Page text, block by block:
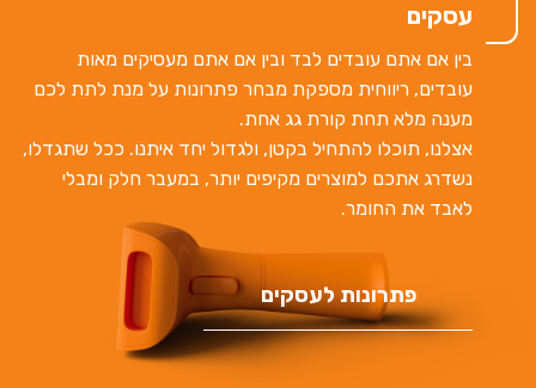
עסקים
בין אם אתם עובדים לבד ובין אם אתם מעסיקים מאות
עובדים, ריווחית מספקת מבחר פתרונות על מנת לתת לכם
מענה מלא תחת קורת גג אחת.
אצלנו, תוכלו להתחיל בקטן, ולגדול יחד איתנו. ככל שתגדלו,
נשדרג אתכם למוצרים מקיפים יותר, במעבר חלק ומבלי
לאבד את החומר.
פתרונות לעסקים